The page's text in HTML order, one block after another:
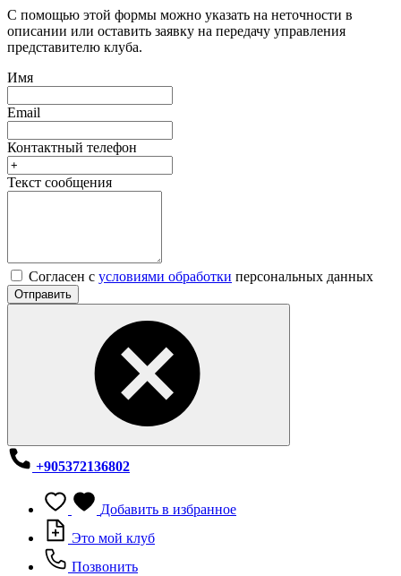
С помощью этой формы можно указать на неточности в
описании или оставить заявку на передачу управления
представителю клуба.
Имя
Email
Контактный телефон
Текст сообщения
Согласен с условиями обработки персональных данных
Отправить
+905372136802
Добавить в избранное
Это мой клуб
Позвонить